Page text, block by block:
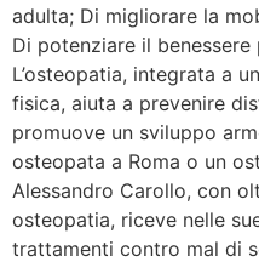
adulta; Di migliorare la
Di potenziare il benessere
L’osteopatia, integrata a
fisica, aiuta a prevenire
promuove un sviluppo
osteopata a Roma o un
Alessandro Carollo, con
osteopatia, riceve nelle
trattamenti contro mal di